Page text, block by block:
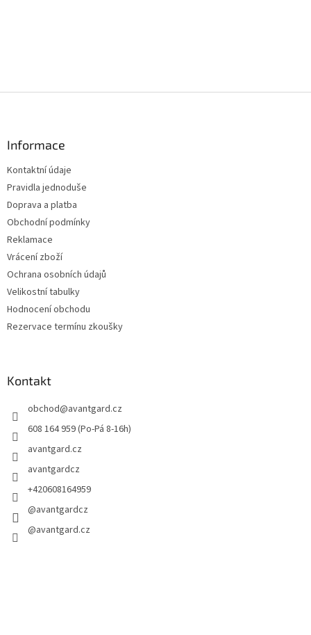
Informace
Kontaktní údaje
Pravidla jednoduše
Doprava a platba
Obchodní podmínky
Reklamace
Vrácení zboží
Ochrana osobních údajů
Velikostní tabulky
Hodnocení obchodu
Rezervace termínu zkoušky
Kontakt
obchod@avantgard.cz
608 164 959 (Po-Pá 8-16h)
avantgard.cz
avantgardcz
+420608164959
@avantgardcz
@avantgard.cz